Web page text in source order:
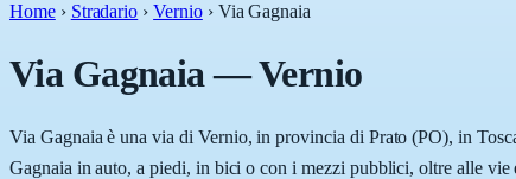
Home › Stradario › Vernio › Via Gagnaia
Via Gagnaia—Vernio
Via Gagnaia è una via di Vernio, in provincia di Prato (PO), in
Gagnaia in auto, a piedi, in bici o con i mezzi pubblici, oltre alle vie